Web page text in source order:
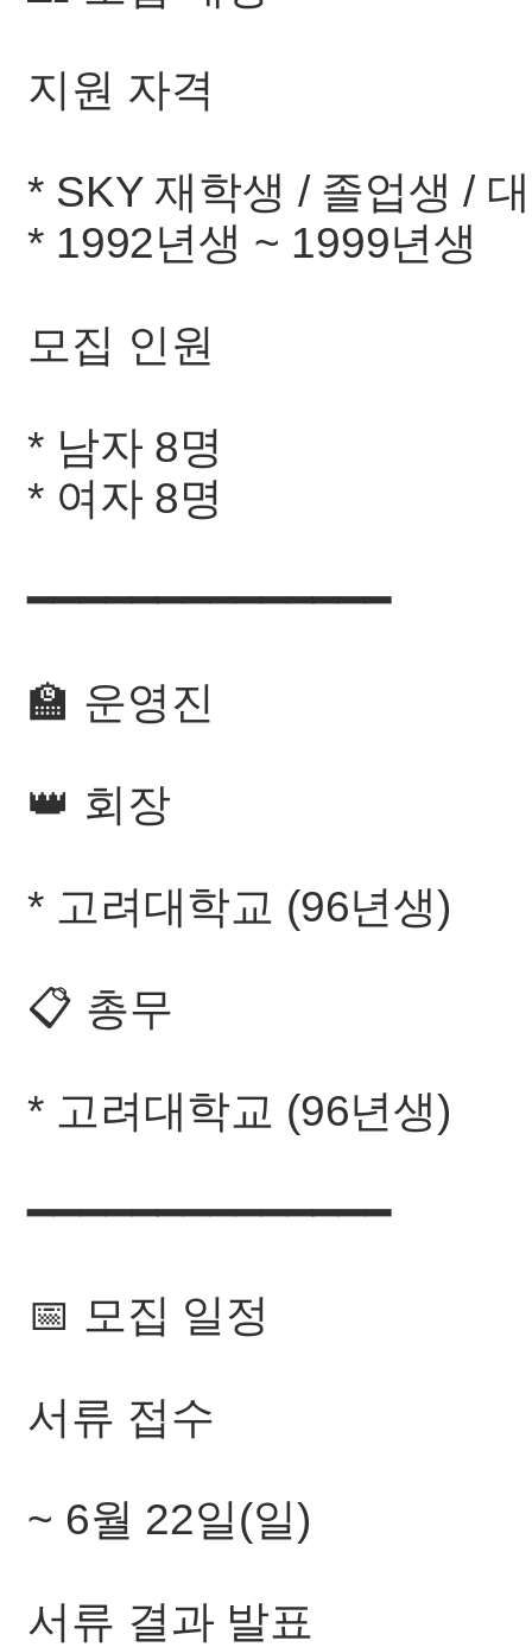
지원 자격
* SKY 재학생 / 졸업생 /
* 1992년생 ~ 1999년생
모집 인원
* 남자 8명
* 여자 8명
━━━━━━━━━━━━━━
🏫 운영진
👑 회장
* 고려대학교 (96년생)
📋 총무
* 고려대학교 (96년생)
━━━━━━━━━━━━━━
📅 모집 일정
서류 접수
~ 6월 22일(일)
서류 결과 발표